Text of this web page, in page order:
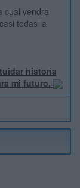
cual vendra
todas la
historia
mi futuro.